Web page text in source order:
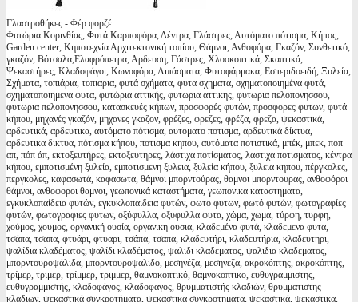
Γλαστροθήκες - Φέρ φορζέ
Φυτώρια Κορινθίας, Φυτά Καρποφόρα, Δέντρα, Γλάστρες, Αυτόματο πότισμα, Κήπος,
Garden center, Κηποτεχνία Αρχιτεκτονική τοπίου, Θάμνοι, Ανθοφόρα, Γκαζόν, Συνθετικό,
γκαζόν, Βότσαλα,Ελαφρόπετρα, Αρδευση, Γάστρες, Χλοοκοπτικά, Σκαπτικά,
Ψεκαστήρες, Κλαδοφάγοι, Κωνοφόρα, Λιπάσματα, Φυτοφάρμακα, Εσπεριδοειδή, Ξυλεία,
Σχήματα, τοπιάρια, τοπιαρια, φυτά σχήματα, φυτα σχηματα, σχηματοποιημένα φυτά,
σχηματοποιημενα φυτα, φυτώρια αττικής, φυτωρια αττικης, φυτωρια πελοπονησσου,
φυτωρια πελοπονησσου, κατασκευές κήπων, προσφορές φυτών, προσφορες φυτων, φυτά
κήπου, μηχανές γκαζόν, μηχανες γκαζον, φρέζες, φρεζες, φρέζα, φρεζα, ψεκαστικά,
αρδευτικά, αρδευτικα, αυτόματο πότισμα, αυτοματο ποτισμα, αρδευτικά δίκτυα,
αρδευτικα δικτυα, πότισμα κήπου, ποτισμα κηπου, αυτόματα ποτιστικά, μπέκ, μπεκ, ποπ
απ, πόπ άπ, εκτοξευτήρες, εκτοξευτηρες, λάστιχα ποτίσματος, λαστιχα ποτισματος, κέντρα
κήπου, εμποτισμένη ξυλεία, εμποτισμενη ξυλεια, ξυλεία κήπου, ξυλεια κηπου, πέργκολες,
περγκολες, καφασωτά, καφασωτα, θάμνοι μπορντούρας, θαμνοι μπορντουρας, ανθοφόροι
θάμνοι, ανθοφοροι θαμνοι, γεωπονικά καταστήματα, γεωπονικα καταστηματα,
εγκυκλοπαίδεια φυτών, εγκυκλοπαιδεια φυτών, φωτο φυτων, φωτό φυτών, φωτογραφίες
φυτών, φωτογραφιες φυτων, οξύφυλλα, οξυφυλλα φυτα, χώμα, χωμα, τύρφη, τυρφη,
χούμος, χουμος, οργανική ουσία, οργανικη ουσια, κλαδεμένα φυτά, κλαδεμενα φυτα,
τσάπα, τσαπα, φτυάρι, φτυαρι, τσάπα, τσαπα, κλαδευτήρι, κλαδευτήρια, κλαδευτηρι,
ψαλίδια κλαδέματος, ψαλίδι κλαδέματος, ψαλιδι κλαδεματος, ψαλιδια κλαδεματος,
μπορντουροψάλιδα, μπορντουροψαλιδο, μεσηνέζα, μεσηνεζα, ακροκόπτης, ακροκόπτης,
τρίμερ, τριμερ, τρίμμερ, τριμμερ, θαμνοκοπτικό, θαμνοκοπτικο, ευθυγραμμιστης,
ευθυγραμμιστής, κλαδοφάγος, κλαδοφαγος, θρυμματιστής κλαδιών, θρυμματιστης
κλαδιων, ψεκαστικά συγκροτήματα, ψεκαστικα συγκροτηματα, ψεκαστικά, ψεκαστικα,